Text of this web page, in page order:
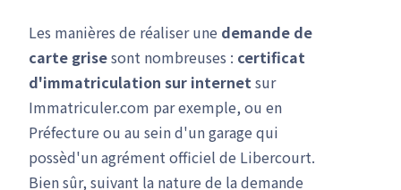
Les manières de réaliser une demande de
carte grisesont nombreuses : certificat
d'immatriculation sur internetsur
Immatriculer.com par exemple, ou en
Préfecture ou au sein d'un garage qui
possèd'un agrément officiel de Libercourt.
Bien sûr, suivant la nature de la demande